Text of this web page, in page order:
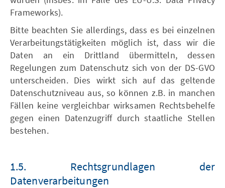
Frameworks).
Bitte beachten Sie allerdings, dass es bei einzelnen
Verarbeitungstätigkeiten möglich ist, dass wir die
Daten an ein Drittland übermitteln, dessen
Regelungen zum Datenschutz sich von der DS-GVO
unterscheiden. Dies wirkt sich auf das geltende
Datenschutzniveau aus, so können z.B. in manchen
Fällen keine vergleichbar wirksamen Rechtsbehelfe
gegen einen Datenzugriff durch staatliche Stellen
bestehen.
1.5. Rechtsgrundlagen der
Datenverarbeitungen